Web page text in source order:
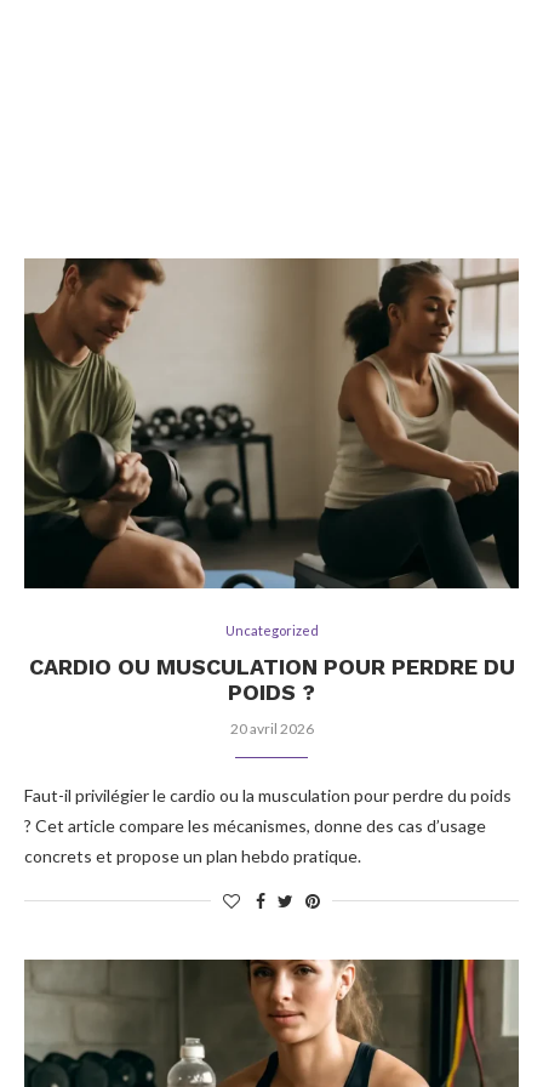
Uncategorized
CARDIO OU MUSCULATION POUR PERDRE DU
POIDS ?
20 avril 2026
Faut-il privilégier le cardio ou la musculation pour perdre du poids
? Cet article compare les mécanismes, donne des cas d’usage
concrets et propose un plan hebdo pratique.